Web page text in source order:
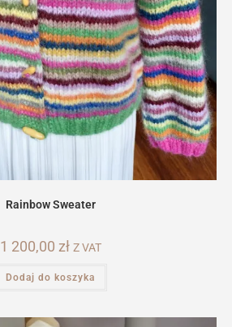
Rainbow Sweater
1 200,00 zł Z VAT
Dodaj do koszyka